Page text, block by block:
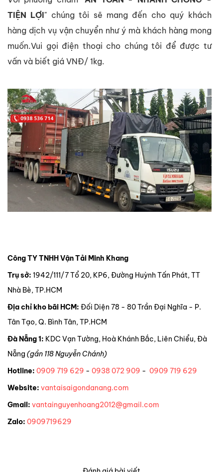
TIỆN LỢI" chúng tôi sẽ mang đến cho quý khách
hàng dịch vụ vận chuyển như ý mà khách hàng mong
muốn.Vui gọi điện thoại cho chúng tôi để được tư
vấn và biết giá VNĐ/ 1kg.
Công TY TNHH Vận Tải Minh Khang
Trụ sở: 1942/111/7 Tổ 20, KP6, Đường Huỳnh Tấn Phát, TT
Nhà Bè, TP.HCM
Địa chỉ kho bãi HCM: Đối Diện 78 - 80 Trần Đại Nghĩa - P.
Tân Tạo, Q. Bình Tân, TP.HCM
Đà Nẵng 1: KDC Vạn Tường, Hoà Khánh Bắc, Liên Chiểu, Đà
Nẵng (gần 118 Nguyễn Chánh)
Hotline: 0909 719 629 - 0938 072 909 - 0909 719 629
Website: vantaisaigondanang.com
Gmail: vantainguyenhoang2012@gmail.com
Zalo: 0909719629